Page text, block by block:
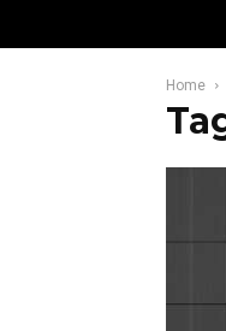
Home